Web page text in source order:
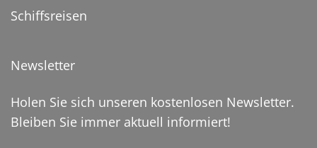
Schiffsreisen
Newsletter
Holen Sie sich unseren kostenlosen Newsletter.
Bleiben Sie immer aktuell informiert!